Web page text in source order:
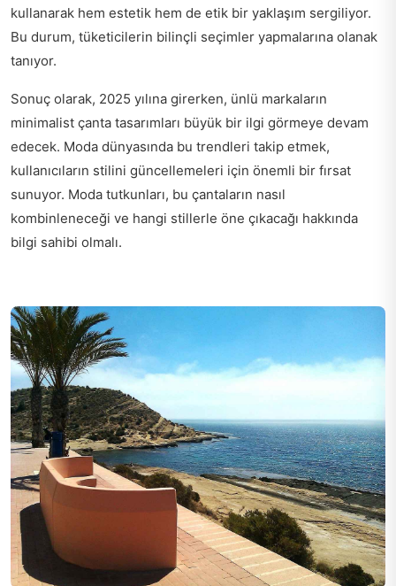
kullanarak hem estetik hem de etik bir yaklaşım sergiliyor.
Bu durum, tüketicilerin bilinçli seçimler yapmalarına olanak
tanıyor.
Sonuç olarak, 2025 yılına girerken, ünlü markaların
minimalist çanta tasarımları büyük bir ilgi görmeye devam
edecek. Moda dünyasında bu trendleri takip etmek,
kullanıcıların stilini güncellemeleri için önemli bir fırsat
sunuyor. Moda tutkunları, bu çantaların nasıl
kombinleneceği ve hangi stillerle öne çıkacağı hakkında
bilgi sahibi olmalı.